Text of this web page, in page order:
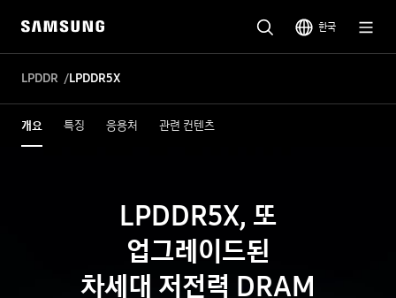
한국
LPDDR LPDDR5X
개요 특징 응용처 관련 컨텐츠
LPDDR5X, 또
업그레이드된
차세대 저전력 DRAM